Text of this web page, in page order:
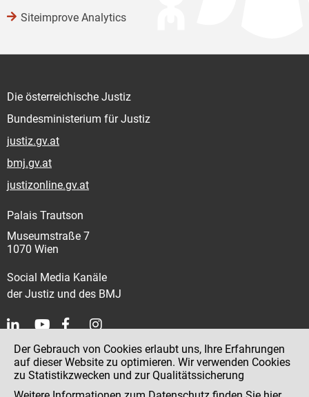
Siteimprove Analytics
Die österreichische Justiz
Bundesministerium für Justiz
justiz.gv.at
bmj.gv.at
justizonline.gv.at
Palais Trautson
Museumstraße 7
1070 Wien
Social Media Kanäle
der Justiz und des BMJ
Kontakt
Impressum
Der Gebrauch von Cookies erlaubt uns, Ihre Erfahrungen
auf dieser Website zu optimieren. Wir verwenden Cookies
zu Statistikzwecken und zur Qualitätssicherung